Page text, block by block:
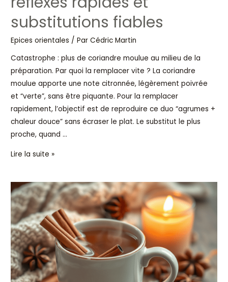
substitutions fiables
Epices orientales / ParCédric Martin
Catastrophe : plus de coriandre moulue au milieu de la
préparation. Par quoi la remplacer vite ? La coriandre
moulue apporte une note citronnée, légèrement poivrée
et “verte”, sans être piquante. Pour la remplacer
rapidement, l’objectif est de reproduire ce duo “agrumes +
chaleur douce” sans écraser le plat. Le substitut le plus
proche, quand …
Lire la suite »
Idées
de
recettes
de
boissons
chaudes
aux
épices